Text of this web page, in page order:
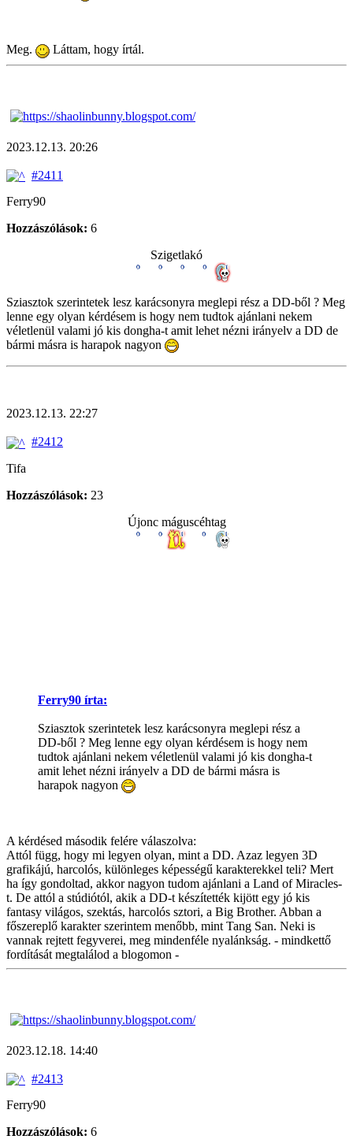
Meg. Láttam, hogy írtál.
2023.12.13. 20:26
#2411
Ferry90
Hozzászólások: 6
Szigetlakó
Sziasztok szerintetek lesz karácsonyra meglepi rész a DD-ből ? Meg
lenne egy olyan kérdésem is hogy nem tudtok ajánlani nekem
véletlenül valami jó kis dongha-t amit lehet nézni irányelv a DD de
bármi másra is harapok nagyon
2023.12.13. 22:27
#2412
Tifa
Hozzászólások: 23
Újonc máguscéhtag
Ferry90 írta:
Sziasztok szerintetek lesz karácsonyra meglepi rész a
DD-ből ? Meg lenne egy olyan kérdésem is hogy nem
tudtok ajánlani nekem véletlenül valami jó kis dongha-t
amit lehet nézni irányelv a DD de bármi másra is
harapok nagyon
A kérdésed második felére válaszolva:
Attól függ, hogy mi legyen olyan, mint a DD. Azaz legyen 3D
grafikájú, harcolós, különleges képességű karakterekkel teli? Mert
ha így gondoltad, akkor nagyon tudom ajánlani a Land of Miracles-
t. De attól a stúdiótól, akik a DD-t készítették kijött egy jó kis
fantasy világos, szektás, harcolós sztori, a Big Brother. Abban a
főszereplő karakter szerintem menőbb, mint Tang San. Neki is
vannak rejtett fegyverei, meg mindenféle nyalánkság. - mindkettő
fordítását megtalálod a blogomon -
2023.12.18. 14:40
#2413
Ferry90
Hozzászólások: 6